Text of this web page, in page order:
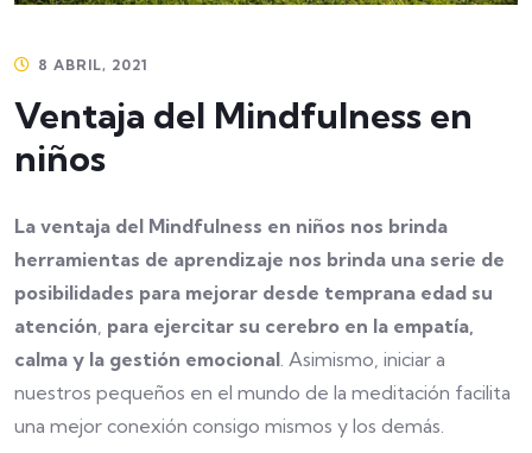
8 ABRIL, 2021
Ventaja del Mindfulness en
niños
La ventaja del Mindfulness en niños nos brinda
herramientas de aprendizaje nos brinda una serie de
posibilidades para mejorar desde temprana edad su
atención, para ejercitar su cerebro en la empatía,
calma y la gestión emocional. Asimismo, iniciar a
nuestros pequeños en el mundo de la meditación facilita
una mejor conexión consigo mismos y los demás.